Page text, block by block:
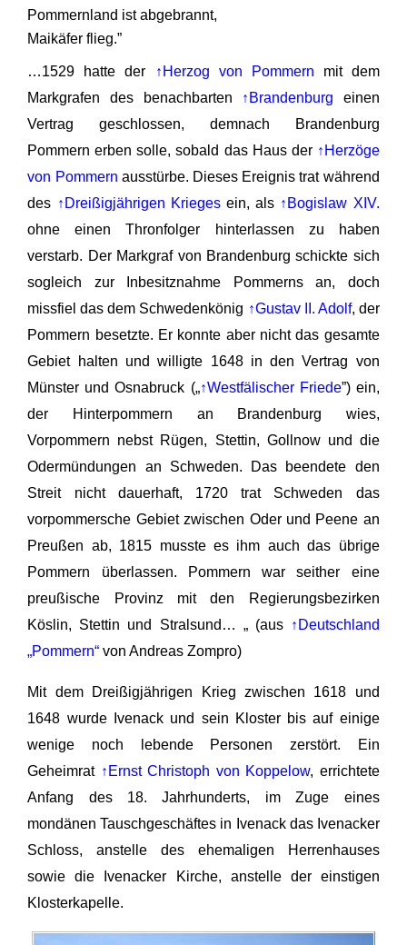
Pommernland ist abgebrannt,
Maikäfer flieg.”
…1529 hatte der ↑Herzog von Pommern mit dem
Markgrafen des benachbarten
↑Brandenburg einen
Vertrag geschlossen, demnach Brandenburg
Pommern erben solle, sobald das Haus der ↑Herzöge
von Pommern ausstürbe. Dieses Ereignis trat während
des ↑Dreißigjährigen Kriegesein, als ↑Bogislaw XIV.
ohne einen Thronfolger hinterlassen zu haben
verstarb. Der Markgraf von Brandenburg schickte sich
sogleich zur Inbesitznahme Pommerns an, doch
missfiel das dem Schwedenkönig ↑Gustav II. Adolf, der
Pommern besetzte. Er konnte aber nicht das gesamte
Gebiet halten und willigte 1648 in den Vertrag von
Münster und Osnabruck („↑Westfälischer Friede”) ein,
der Hinterpommern an Brandenburg wies,
Vorpommern nebst Rügen, Stettin, Gollnow und die
Odermündungen an Schweden. Das beendete den
Streit nicht dauerhaft, 1720 trat Schweden das
vorpommersche Gebiet zwischen Oder und Peene an
Preußen ab, 1815 musste es ihm auch das übrige
Pommern überlassen. Pommern war seither eine
preußische Provinz mit den Regierungsbezirken
Köslin, Stettin und Stralsund… „ (aus ↑Deutschland
„Pommern“ von Andreas Zompro)
Mit dem Dreißigjährigen Krieg zwischen 1618 und
1648 wurde Ivenack und sein Kloster bis auf einige
wenige noch lebende Personen zerstört. Ein
Geheimrat ↑Ernst Christoph von Koppelow, errichtete
Anfang des 18. Jahrhunderts, im Zuge eines
mondänen Tauschgeschäftes in Ivenack das Ivenacker
Schloss, anstelle des ehemaligen Herrenhauses
sowie die Ivenacker Kirche, anstelle der einstigen
Klosterkapelle.